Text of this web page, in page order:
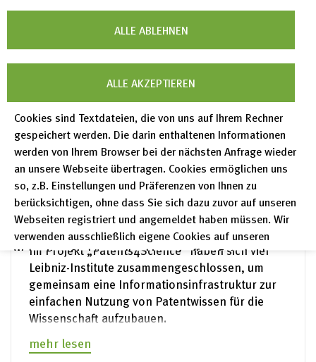
ALLE ABLEHNEN
ALLE AKZEPTIEREN
Cookies sind Textdateien, die von uns auf Ihrem Rechner
gespeichert werden. Die darin enthaltenen Informationen
werden von Ihrem Browser bei der nächsten Anfrage wieder
an unsere Webseite übertragen. Cookies ermöglichen uns
so, z.B. Einstellungen und Präferenzen von Ihnen zu
berücksichtigen, ohne dass Sie sich dazu zuvor auf unseren
Webseiten registriert und angemeldet haben müssen. Wir
verwenden ausschließlich eigene Cookies auf unseren
Webseiten. Sie können Ihre hier getroffene Entscheidung
unter "Einstellungen" jederzeit ändern und somit auch eine
erteilte Einwilligung für die Zukunft widerrufen.
Datenschutzerklärung
ca. 1,2 Millionen Euro für den
WissenschaftsCampus „Digital Transformation
Pressemeldung – 30.11.2022
DFG-Projekt entwickelt ersten
Wissensgraphen für
Patentinformationen
Im Projekt „Patents4Science“ haben sich vier
Leibniz-Institute zusammengeschlossen, um
gemeinsam eine Informationsinfrastruktur zur
einfachen Nutzung von Patentwissen für die
Wissenschaft aufzubauen.
mehr lesen